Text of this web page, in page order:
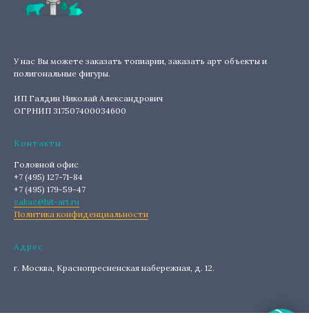
У нас Вы можете заказать топиарии, заказать арт объекты и
полигональные фигуры.
ИП Галдин Николай Александрович
ОГРНИП 317507400034600
Контакты
Головной офис
+7 (495) 127-71-84
+7 (495) 179-59-47
zakaz@hit-art.ru
Политика конфиденциальности
Адрес
г. Москва, Краснопресненская набережная, д. 12.